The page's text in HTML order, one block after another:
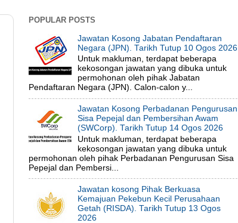
POPULAR POSTS
Jawatan Kosong Jabatan Pendaftaran
Negara (JPN). Tarikh Tutup 10 Ogos 2026
Untuk makluman, terdapat beberapa
kekosongan jawatan yang dibuka untuk
permohonan oleh pihak Jabatan
Pendaftaran Negara (JPN). Calon-calon y...
Jawatan Kosong Perbadanan Pengurusan
Sisa Pepejal dan Pembersihan Awam
(SWCorp). Tarikh Tutup 14 Ogos 2026
Untuk makluman, terdapat beberapa
kekosongan jawatan yang dibuka untuk
permohonan oleh pihak Perbadanan Pengurusan Sisa
Pepejal dan Pembersi...
Jawatan kosong Pihak Berkuasa
Kemajuan Pekebun Kecil Perusahaan
Getah (RISDA). Tarikh Tutup 13 Ogos
2026